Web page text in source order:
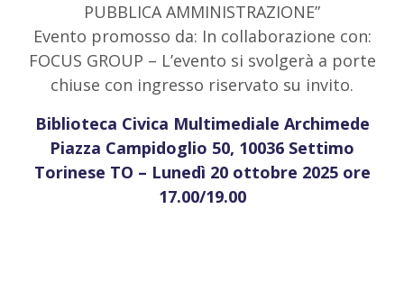
PUBBLICA AMMINISTRAZIONE”
Evento promosso da: In collaborazione con:
FOCUS GROUP – L’evento si svolgerà a porte
chiuse con ingresso riservato su invito.
Biblioteca Civica Multimediale Archimede
Piazza Campidoglio 50, 10036 Settimo
Torinese TO – Lunedì 20 ottobre 2025 ore
17.00/19.00